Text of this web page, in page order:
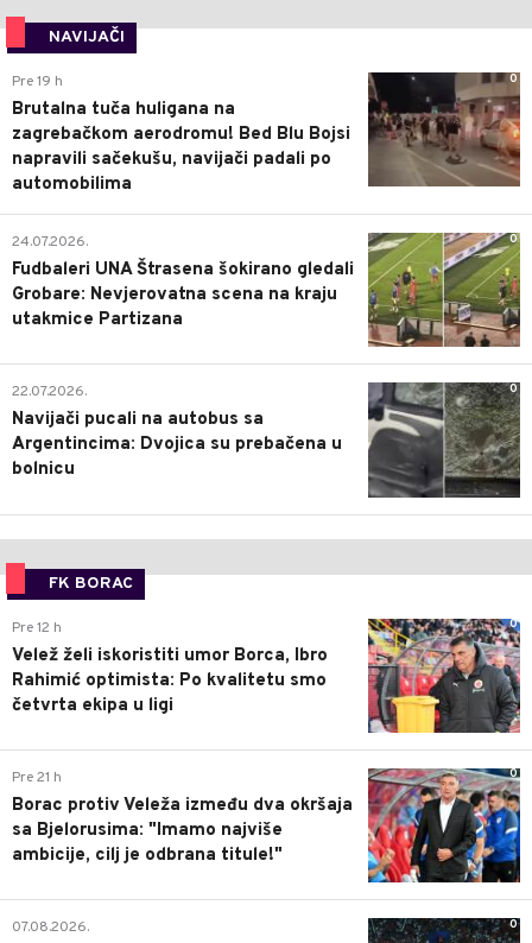
NAVIJAČI
0
Pre 19 h
Brutalna tuča huligana na
zagrebačkom aerodromu! Bed Blu Bojsi
napravili sačekušu, navijači padali po
automobilima
0
24.07.2026.
Fudbaleri UNA Štrasena šokirano gledali
Grobare: Nevjerovatna scena na kraju
utakmice Partizana
0
22.07.2026.
Navijači pucali na autobus sa
Argentincima: Dvojica su prebačena u
bolnicu
FK BORAC
0
Pre 12 h
Velež želi iskoristiti umor Borca, Ibro
Rahimić optimista: Po kvalitetu smo
četvrta ekipa u ligi
0
Pre 21 h
Borac protiv Veleža između dva okršaja
sa Bjelorusima: "Imamo najviše
ambicije, cilj je odbrana titule!"
0
07.08.2026.